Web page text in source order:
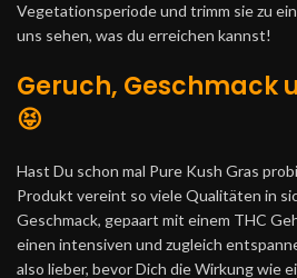
Vegetationsperiode und trimm sie zu
uns sehen, was du erreichen kannst!
Geruch, Geschmack
😝
Hast Du schon mal Pure Kush Gras
Produkt vereint so viele Qualitäten in
Geschmack, gepaart mit einem THC
einen intensiven und zugleich
also lieber, bevor Dich die Wirkung wie